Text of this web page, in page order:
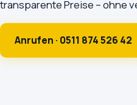
transparente Preise – ohne
Anrufen · 0511 874 526 42